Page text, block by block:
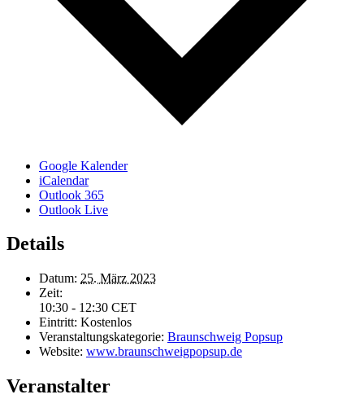
Google Kalender
iCalendar
Outlook 365
Outlook Live
Details
Datum: 25. März 2023
Zeit:
10:30 - 12:30 CET
Eintritt: Kostenlos
Veranstaltungskategorie: Braunschweig Popsup
Website: www.braunschweigpopsup.de
Veranstalter